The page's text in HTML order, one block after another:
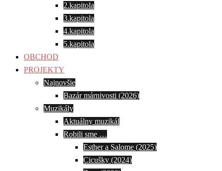
2.kapitola
3.kapitola
4.kapitola
5.kapitola
OBCHOD
PROJEKTY
Najnovšie
Bazár márnivosti (2026)
Muzikály
Aktuálny muzikál
Robili sme …
Esther a Salome (2025)
Cicušky (2024)